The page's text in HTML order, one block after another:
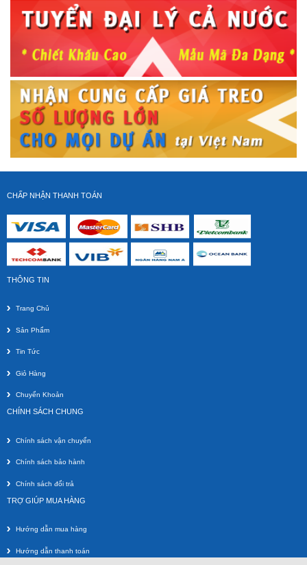
GIÁ TREO 2 MÀN HÌNH MÁY TÍNH DW120 - T
(17&quot;-27&quot;)
Giá gốc: 825 000 VNĐ
580 000 VNĐ
GIÁ TREO 2 MÀN HÌNH MÁY TÍNH NB H160 14&quot; -27&quot;
CHẤP NHẬN THANH TOÁN
THÔNG TIN
Trang Chủ
Sản Phẩm
Tin Tức
Giỏ Hàng
Chuyển Khoản
CHÍNH SÁCH CHUNG
Chính sách vận chuyển
Chính sách bảo hành
Chính sách đổi trả
TRỢ GIÚP MUA HÀNG
Hướng dẫn mua hàng
Hướng dẫn thanh toán